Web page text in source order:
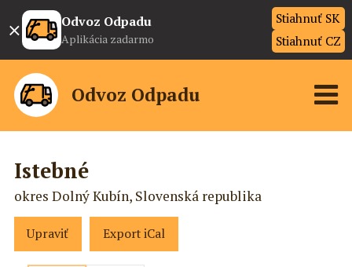
× Odvoz Odpadu
Aplikácia zadarmo
Stiahnuť SK
Stiahnuť CZ
Odvoz Odpadu
Istebné
okres Dolný Kubín, Slovenská republika
Upraviť Export iCal